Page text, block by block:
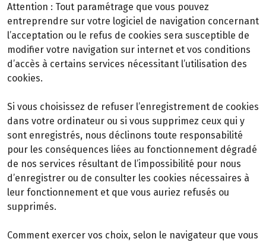
Attention : Tout paramétrage que vous pouvez
entreprendre sur votre logiciel de navigation concernant
l’acceptation ou le refus de cookies sera susceptible de
modifier votre navigation sur internet et vos conditions
d’accès à certains services nécessitant l’utilisation des
cookies.
Si vous choisissez de refuser l’enregistrement de cookies
dans votre ordinateur ou si vous supprimez ceux qui y
sont enregistrés, nous déclinons toute responsabilité
pour les conséquences liées au fonctionnement dégradé
de nos services résultant de l’impossibilité pour nous
d’enregistrer ou de consulter les cookies nécessaires à
leur fonctionnement et que vous auriez refusés ou
supprimés.
Comment exercer vos choix, selon le navigateur que vous